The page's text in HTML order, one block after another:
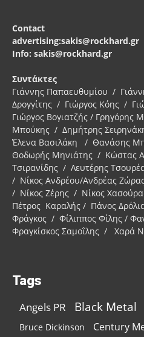
Contact
advertising:sakis@rockhard.gr
Info: sakis@rockhard.gr
Συντάκτες
Γιάννης Παπαευθυμίου /
Δρογγίτης / Γιώργος Κόης /
Γιώργος Βογιατζής /
Μπούκης / Δημήτρης
Έλενα Βασιλάκη / Θανάσης
Θοδωρής Μηνιάτης / Κώστας
Τσιρανίδης / Λευτέρης
/ Νίκος Ανδρέου/Ανδρέας
/ Νίκος Ζέρης / Νίκος
Πέτρος Καραλής / Πάνος
Φράγκος / Φίλιππος Φίλης /
Φραγκίσκος Σαμοΐλης / Χαρά
Tags
Angels PR Black Metal
Bruce Dickinson Century